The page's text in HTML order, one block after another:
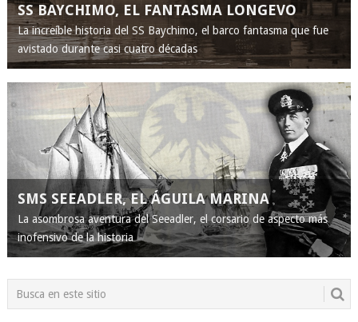
SS BAYCHIMO, EL FANTASMA LONGEVO
La increíble historia del SS Baychimo, el barco fantasma que fue
avistado durante casi cuatro décadas
SMS SEEADLER, EL ÁGUILA MARINA
La asombrosa aventura del Seeadler, el corsario de aspecto más
inofensivo de la historia